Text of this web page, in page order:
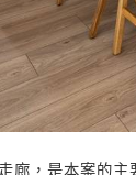
牆結合拉門